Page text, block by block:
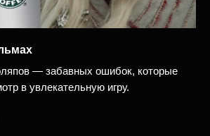
— забавных ошибок, которые
в увлекательную игру.